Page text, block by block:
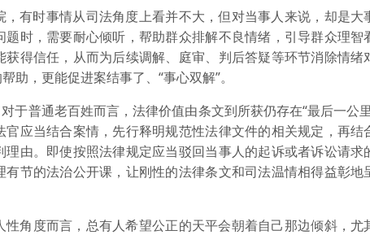
有时事情从司法角度上看并不大，但对当事人来说，却是大
时，需要耐心倾听，帮助群众排解不良情绪，引导群众理智
得信任，从而为后续调解、庭审、判后答疑等环节消除情绪
助，更能促进案结事了、“事心双解”。
对于普通老百姓而言，法律价值由条文到所获仍存在“最后一公
应当结合案情，先行释明规范性法律文件的相关规定，再结
由。即使按照法律规定应当驳回当事人的起诉或者诉讼请求
节的法治公开课，让刚性的法律条文和司法温情相得益彰地
性角度而言，总有人希望公正的天平会朝着自己那边倾斜，尤